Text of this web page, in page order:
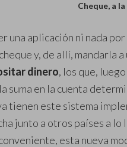
Cheque, a
una aplicación ni nada
y, de allí, mandarla
dinero, los que,
suma en la cuenta
tienen este sistema
junto a otros países a
esta nueva